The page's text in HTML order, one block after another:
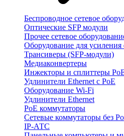
Беспроводное сетевое
Оптические SFP модули
Прочее сетевое
Оборудование для усиления
Трансиверы (SFP-модули)
Медиаконвертеры
Инжекторы и сплиттеры
Удлинители Ethernet с PoE
Оборудование Wi-Fi
Удлинители Ethernet
PoE коммутаторы
Сетевые коммутаторы без
IP-АТС